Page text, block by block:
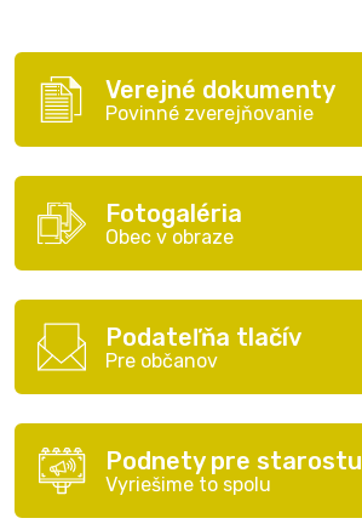
Verejné dokumenty
Povinné zverejňovanie
Fotogaléria
Obec v obraze
Podateľňa tlačív
Pre občanov
Podnety pre starostu
Vyriešime to spolu